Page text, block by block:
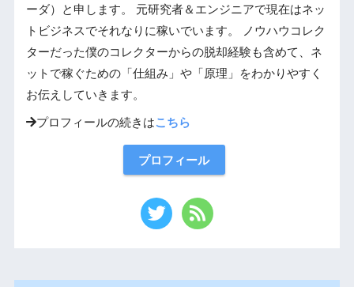
ーダ）と申します。 元研究者＆エンジニアで現在はネッ
トビジネスでそれなりに稼いでいます。 ノウハウコレク
ターだった僕のコレクターからの脱却経験も含めて、ネ
ットで稼ぐための「仕組み」や「原理」をわかりやすく
お伝えしていきます。
プロフィールの続きはこちら
プロフィール